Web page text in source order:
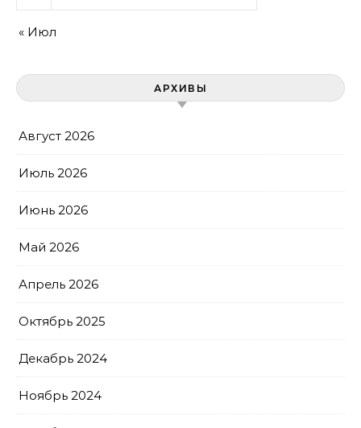
« Июл
АРХИВЫ
Август 2026
Июль 2026
Июнь 2026
Май 2026
Апрель 2026
Октябрь 2025
Декабрь 2024
Ноябрь 2024